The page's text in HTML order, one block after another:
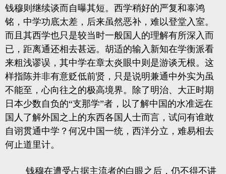
钱穆则继续谈而自曝其短。西学稍好的严复和辜鸿
铭，中学功底太差，后来虽然恶补，难以登堂入室。
而且其西学也只是较当时一般国人的理解有所深入而
已，距离通还相去甚远。胡适的输入新知在学衡派看
来粗浅谬误，其中学在章太炎眼中则是游谈无根。这
样指陈并非有意贬低前贤，只是说明兼通中外实为虽
不能至，心向往之的极高境界。除了明治、大正时期
日本少数自负的“支那学”者，以了解中国的水准远在
国人了解外国之上的东西各国人士而言，试问有谁敢
自诩贯通中学？何况中国一统，西洋分立，难易相去
何止道里计。
钱穆在遭受占据主流者的白眼之后，仍不得不讲